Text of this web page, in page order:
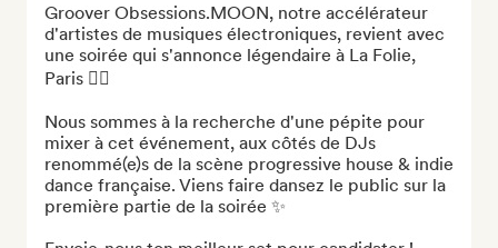
Groover Obsessions.MOON, notre accélérateur
d'artistes de musiques électroniques, revient avec
une soirée qui s'annonce légendaire à La Folie,
Paris ❤️‍🔥
Nous sommes à la recherche d'une pépite pour
mixer à cet événement, aux côtés de DJs
renommé(e)s de la scène progressive house & indie
dance française. Viens faire dansez le public sur la
première partie de la soirée ✨